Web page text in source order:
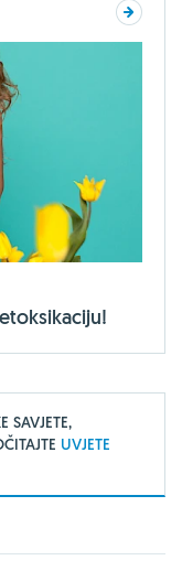
SAVJETE,
UVJETE